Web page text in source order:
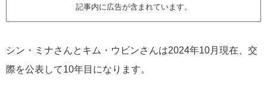
記事内に広告が含まれています。
シン・ミナさんとキム・ウビンさんは2024年10月現在、交
際を公表して10年目になります。